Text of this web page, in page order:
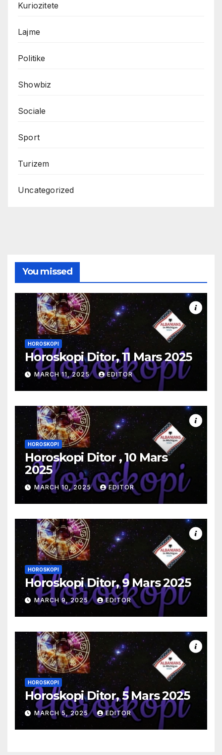
Kuriozitete
Lajme
Politike
Showbiz
Sociale
Sport
Turizem
Uncategorized
You missed
HOROSKOPI
Horoskopi Ditor, 11 Mars 2025
MARCH 11, 2025 EDITOR
HOROSKOPI
Horoskopi Ditor , 10 Mars
2025
MARCH 10, 2025 EDITOR
HOROSKOPI
Horoskopi Ditor, 9 Mars 2025
MARCH 9, 2025 EDITOR
HOROSKOPI
Horoskopi Ditor, 5 Mars 2025
MARCH 5, 2025 EDITOR